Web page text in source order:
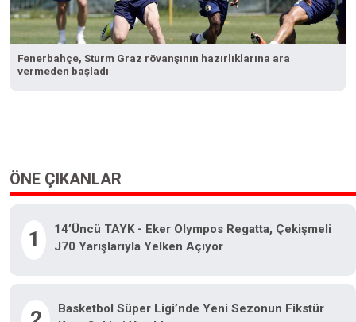
Fenerbahçe, Sturm Graz rövanşının hazırlıklarına ara
vermeden başladı
ÖNE ÇIKANLAR
1
14’üncü TAYK - Eker Olympos Regatta, Çekişmeli
J70 Yarışlarıyla Yelken Açıyor
Basketbol Süper Ligi’nde Yeni Sezonun Fikstür